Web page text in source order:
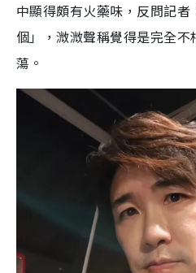
中顯得頗有火藥味，反問記
個」，溦溦聲稱覺得是完全
蕩。